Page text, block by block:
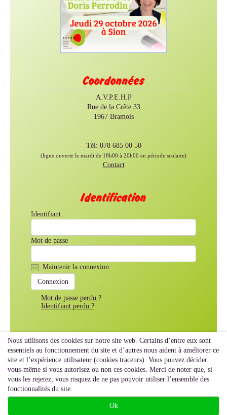
Coordonnées
A.V.P.E.H.P
Rue de la Crête 33
1967 Bramois
Tél: 078 685 00 50
(ligne ouverte le mardi de 18h00 à 20h00 en période scolaire)
Contact
Identification
Identifiant
Mot de passe
Maintenir la connexion
Mot de passe perdu ?
Identifiant perdu ?
Nous utilisons des cookies sur notre site web. Certains d’entre eux sont
essentiels au fonctionnement du site et d’autres nous aident à améliorer ce
site et l’expérience utilisateur (cookies traceurs). Vous pouvez décider
vous-même si vous autorisez ou non ces cookies. Merci de noter que, si
vous les rejetez, vous risquez de ne pas pouvoir utiliser l’ensemble des
fonctionnalités du site.
Ok